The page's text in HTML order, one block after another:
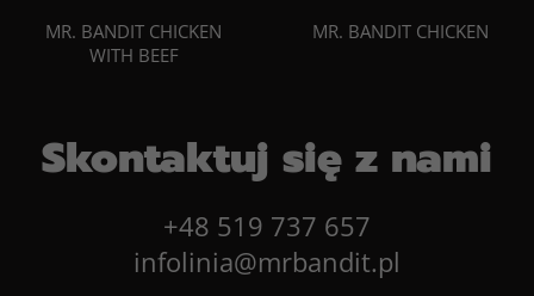
MR. BANDIT CHICKEN
WITH BEEF
MR. BANDIT CHICKEN
Skontaktuj się z nami
+48 519 737 657
infolinia@mrbandit.pl